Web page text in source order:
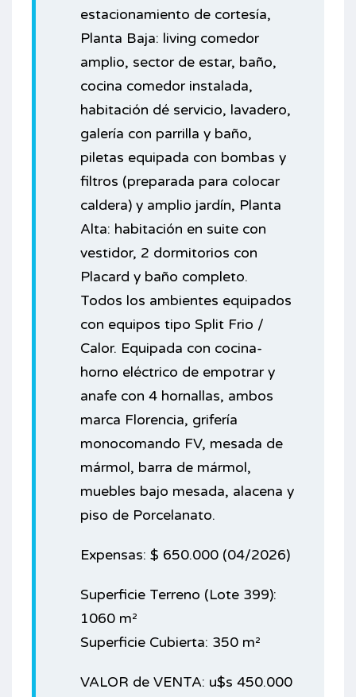
estacionamiento de cortesía,
Planta Baja: living comedor
amplio, sector de estar, baño,
cocina comedor instalada,
habitación dé servicio, lavadero,
galería con parrilla y baño,
piletas equipada con bombas y
filtros (preparada para colocar
caldera) y amplio jardín, Planta
Alta: habitación en suite con
vestidor, 2 dormitorios con
Placard y baño completo.
Todos los ambientes equipados
con equipos tipo Split Frio /
Calor. Equipada con cocina-
horno eléctrico de empotrar y
anafe con 4 hornallas, ambos
marca Florencia, grifería
monocomando FV, mesada de
mármol, barra de mármol,
muebles bajo mesada, alacena y
piso de Porcelanato.
Expensas: $ 650.000 (04/2026)
Superficie Terreno (Lote 399):
1060 m²
Superficie Cubierta: 350 m²
VALOR de VENTA: u$s 450.000